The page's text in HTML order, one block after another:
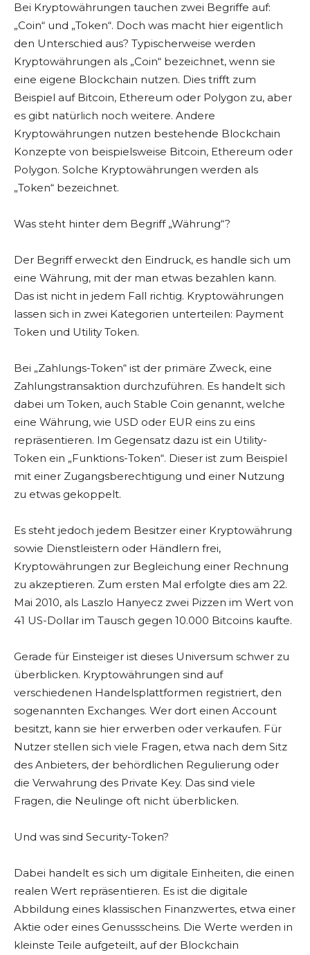
Bei Kryptowährungen tauchen zwei Begriffe auf:
„Coin“ und „Token“. Doch was macht hier eigentlich
den Unterschied aus? Typischerweise werden
Kryptowährungen als „Coin“ bezeichnet, wenn sie
eine eigene Blockchain nutzen. Dies trifft zum
Beispiel auf Bitcoin, Ethereum oder Polygon zu, aber
es gibt natürlich noch weitere. Andere
Kryptowährungen nutzen bestehende Blockchain
Konzepte von beispielsweise Bitcoin, Ethereum oder
Polygon. Solche Kryptowährungen werden als
„Token“ bezeichnet.
Was steht hinter dem Begriff „Währung“?
Der Begriff erweckt den Eindruck, es handle sich um
eine Währung, mit der man etwas bezahlen kann.
Das ist nicht in jedem Fall richtig. Kryptowährungen
lassen sich in zwei Kategorien unterteilen: Payment
Token und Utility Token.
Bei „Zahlungs-Token“ ist der primäre Zweck, eine
Zahlungstransaktion durchzuführen. Es handelt sich
dabei um Token, auch Stable Coin genannt, welche
eine Währung, wie USD oder EUR eins zu eins
repräsentieren. Im Gegensatz dazu ist ein Utility-
Token ein „Funktions-Token“. Dieser ist zum Beispiel
mit einer Zugangsberechtigung und einer Nutzung
zu etwas gekoppelt.
Es steht jedoch jedem Besitzer einer Kryptowährung
sowie Dienstleistern oder Händlern frei,
Kryptowährungen zur Begleichung einer Rechnung
zu akzeptieren. Zum ersten Mal erfolgte dies am 22.
Mai 2010, als Laszlo Hanyecz zwei Pizzen im Wert von
41 US-Dollar im Tausch gegen 10.000 Bitcoins kaufte.
Gerade für Einsteiger ist dieses Universum schwer zu
überblicken. Kryptowährungen sind auf
verschiedenen Handelsplattformen registriert, den
sogenannten Exchanges. Wer dort einen Account
besitzt, kann sie hier erwerben oder verkaufen. Für
Nutzer stellen sich viele Fragen, etwa nach dem Sitz
des Anbieters, der behördlichen Regulierung oder
die Verwahrung des Private Key. Das sind viele
Fragen, die Neulinge oft nicht überblicken.
Und was sind Security-Token?
Dabei handelt es sich um digitale Einheiten, die einen
realen Wert repräsentieren. Es ist die digitale
Abbildung eines klassischen Finanzwertes, etwa einer
Aktie oder eines Genussscheins. Die Werte werden in
kleinste Teile aufgeteilt, auf der Blockchain